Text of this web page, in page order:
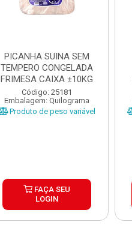
PICANHA SUINA SEM
TEMPERO CONGELADA
FRIMESA CAIXA ±10KG
Código: 25181
Embalagem: Quilograma
Produto de peso variável
FAÇA SEU
LOGIN